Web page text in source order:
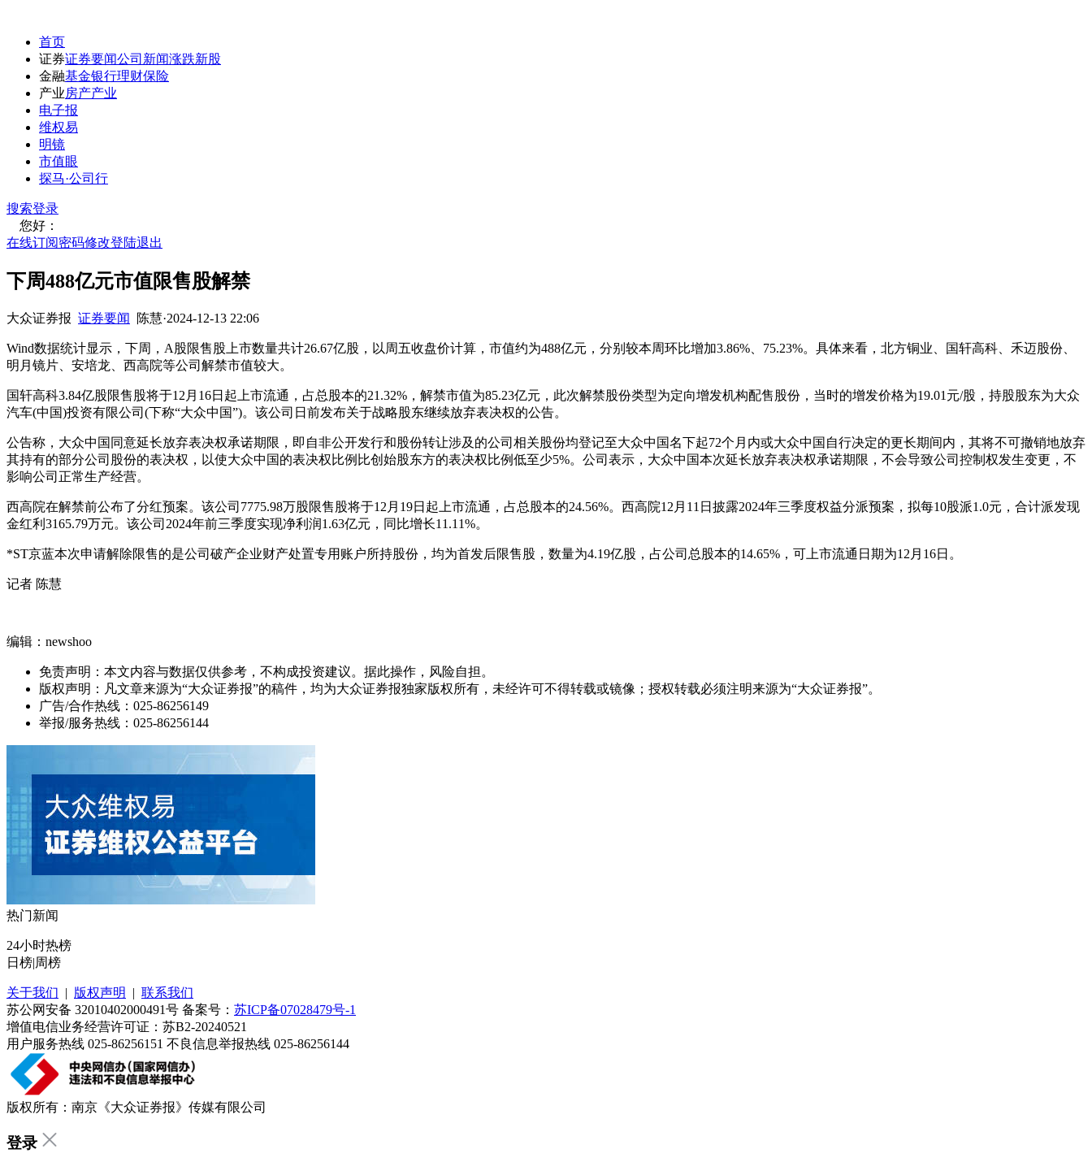
首页
证券证券要闻公司新闻涨跌新股
金融基金银行理财保险
产业房产产业
电子报
维权易
明镜
市值眼
探马·公司行
搜索登录
您好：
在线订阅密码修改登陆退出
下周488亿元市值限售股解禁
大众证券报 证券要闻 陈慧·2024-12-13 22:06
Wind数据统计显示，下周，A股限售股上市数量共计26.67亿股，以周五收盘价计算，市值约为488亿元，分别较本周环比增加3.86%、75.23%。具体来看，北方铜业、国轩高科、禾迈股份、
明月镜片、安培龙、西高院等公司解禁市值较大。
国轩高科3.84亿股限售股将于12月16日起上市流通，占总股本的21.32%，解禁市值为85.23亿元，此次解禁股份类型为定向增发机构配售股份，当时的增发价格为19.01元/股，持股股东为大众
汽车(中国)投资有限公司(下称“大众中国”)。该公司日前发布关于战略股东继续放弃表决权的公告。
公告称，大众中国同意延长放弃表决权承诺期限，即自非公开发行和股份转让涉及的公司相关股份均登记至大众中国名下起72个月内或大众中国自行决定的更长期间内，其将不可撤销地放弃
其持有的部分公司股份的表决权，以使大众中国的表决权比例比创始股东方的表决权比例低至少5%。公司表示，大众中国本次延长放弃表决权承诺期限，不会导致公司控制权发生变更，不
影响公司正常生产经营。
西高院在解禁前公布了分红预案。该公司7775.98万股限售股将于12月19日起上市流通，占总股本的24.56%。西高院12月11日披露2024年三季度权益分派预案，拟每10股派1.0元，合计派发现
金红利3165.79万元。该公司2024年前三季度实现净利润1.63亿元，同比增长11.11%。
*ST京蓝本次申请解除限售的是公司破产企业财产处置专用账户所持股份，均为首发后限售股，数量为4.19亿股，占公司总股本的14.65%，可上市流通日期为12月16日。
记者 陈慧
编辑：newshoo
免责声明：本文内容与数据仅供参考，不构成投资建议。据此操作，风险自担。
版权声明：凡文章来源为“大众证券报”的稿件，均为大众证券报独家版权所有，未经许可不得转载或镜像；授权转载必须注明来源为“大众证券报”。
广告/合作热线：025-86256149
举报/服务热线：025-86256144
热门新闻
24小时热榜
日榜|周榜
关于我们 | 版权声明 | 联系我们
苏公网安备 32010402000491号 备案号： 苏ICP备07028479号-1
增值电信业务经营许可证：苏B2-20240521
用户服务热线 025-86256151 不良信息举报热线 025-86256144
版权所有：南京《大众证券报》传媒有限公司
登录